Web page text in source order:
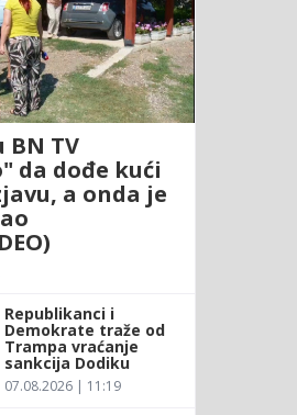
TV
da dođe kući
a onda je
Republikanci i
Demokrate traže od
Trampa vraćanje
sankcija Dodiku
07.08.2026 | 11:19